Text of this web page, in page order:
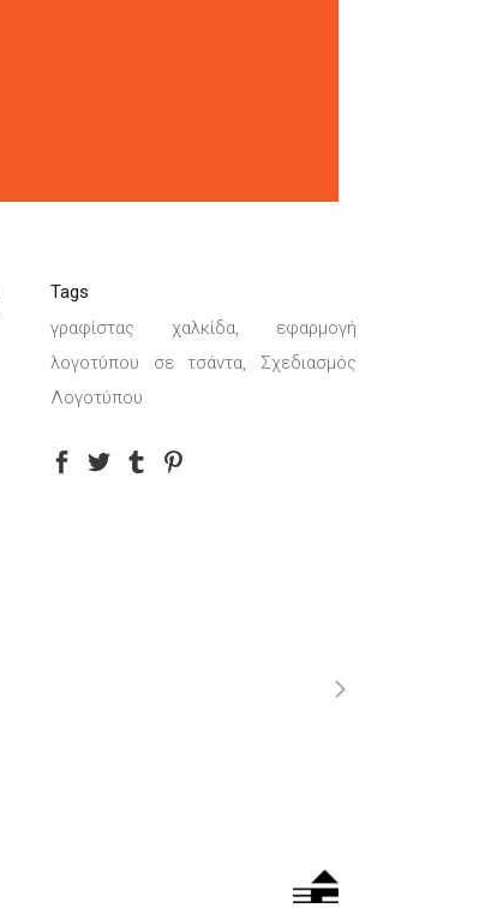
Tags
γραφίστας χαλκίδα, εφαρμογή
λογοτύπου σε τσάντα, Σχεδιασμός
Λογοτύπου